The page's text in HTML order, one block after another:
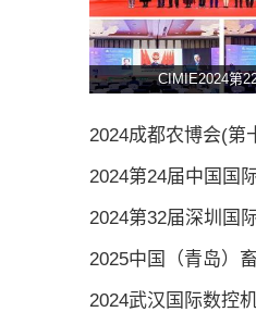
CIMIE2024第
2024成都农博会(第
2024第24届中国国
2024第32届深圳国
2025中国（青岛）
2024武汉国际数控